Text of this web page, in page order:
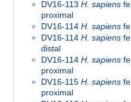
DV16-113 H. sapiens
proximal
DV16-114 H. sapiens
DV16-114 H. sapiens
distal
DV16-114 H. sapiens
proximal
DV16-115 H. sapiens
proximal